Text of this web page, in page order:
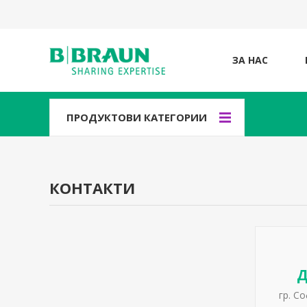
ЗА НАС
ПРОДУКТОВИ КАТЕГОРИИ
КОНТАКТИ
гр.